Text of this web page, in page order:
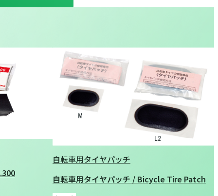
自転車用タイヤパッチ
自転車用タイヤパッチ / Bicycle Tire Patch